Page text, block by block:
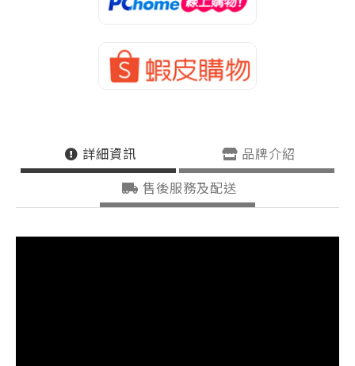
詳細資訊
品牌介紹
售後服務及配送